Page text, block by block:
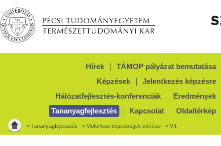
Hírek
TÁMOP pályázat bemutatása
Képzések
Jelentkezés képzésre
Hálózatfejlesztés-konferenciák
Eredmények
Tananyagfejlesztés
Kapcsolat Oldaltérkép
-> Tananyagfejlesztés -> Motorikus képességek mérése -> VII.